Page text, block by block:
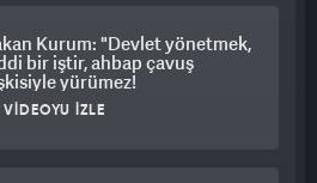
dinlemeye davet ediyoruz
bir siyasi yürüyüşün adıdır. Bütün
katılacak.
Kurum: "Devlet yönetmek,
bir iştir, ahbap çavuş
yürümez!
VIDEOYU İZLE